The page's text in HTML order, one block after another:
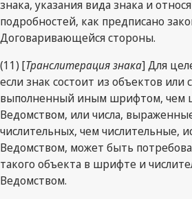
знака, указания вида знака и
подробностей, как предписано
Договаривающейся стороны.
(11) [Транслитерация знака] Для
если знак состоит из объектов или
выполненный иным шрифтом, чем
Ведомством, или числа,
числительных, чем числительные,
Ведомством, может быть
такого объекта в шрифте и
Ведомством.